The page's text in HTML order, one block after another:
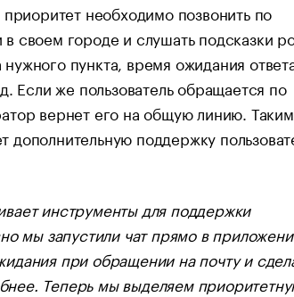
необходимо позвонить по
своем городе и слушать подсказки
пункта, время ожидания
Если же пользователь обращается по
вернет его на общую линию. Таким
дополнительную поддержку
инструменты для поддержки
мы запустили чат прямо в
при обращении на почту и
Теперь мы выделяем